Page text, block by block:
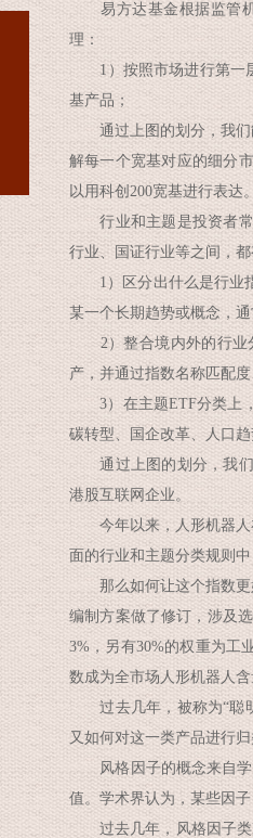
易方达基金根据监管机
理：
1）按照市场进行第一层
基产品；
通过上图的划分，我们能
解每一个宽基对应的细分
以用科创200宽基进行表达。
行业和主题是投资者常
行业、国证行业等之间，
1）区分出什么是行业指
某一个长期趋势或概念，
2）整合境内外的行业分
产，并通过指数名称匹配
3）在主题ETF分类上，
碳转型、国企改革、人口趋
通过上图的划分，我们
港股互联网企业。
今年以来，人形机器人在
面的行业和主题分类规则
那么如何让这个指数更
编制方案做了修订，涉及
3%，另有30%的权重为工
数成为全市场人形机器人
过去几年，被称为“聪明
又如何对这一类产品进行
风格因子的概念来自学
值。学术界认为，某些因
过去几年，风格因子类